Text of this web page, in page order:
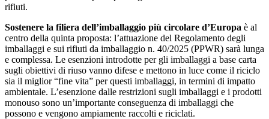
rifiuti.
Sostenere la filiera dell’imballaggio più circolare d’Europa è al
centro della quinta proposta: l’attuazione del Regolamento degli
imballaggi e sui rifiuti da imballaggio n. 40/2025 (PPWR) sarà lunga
e complessa. Le esenzioni introdotte per gli imballaggi a base carta
sugli obiettivi di riuso vanno difese e mettono in luce come il riciclo
sia il miglior “fine vita” per questi imballaggi, in termini di impatto
ambientale. L’esenzione dalle restrizioni sugli imballaggi e i prodotti
monouso sono un’importante conseguenza di imballaggi che
possono e vengono ampiamente raccolti e riciclati.